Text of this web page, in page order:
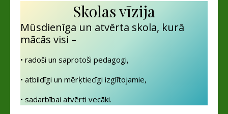
Skolas vīzija
Mūsdienīga un atvērta skola, kurā
mācās visi –
• radoši un saprotoši pedagogi,
• atbildīgi un mērķtiecīgi izglītojamie,
• sadarbībai atvērti vecāki.